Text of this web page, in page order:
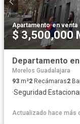
Apartamento·en venta
$ 3,500,000
Departamento
Morelos Guadalajara
93 m²2 Recámaras2
·Seguridad·
Actualizado hace más